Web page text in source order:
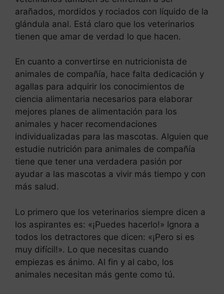
arañados, mordidos y rociados con líquido de la
glándula anal. Está claro que los veterinarios
tienen que amar de verdad lo que hacen.
En cuanto a convertirse en nutricionista de
animales de compañía, hace falta dedicación y
agallas para adquirir los conocimientos de
ciencia alimentaria necesarios para elaborar
mejores planes de alimentación para los
animales y hacer recomendaciones
individualizadas para las mascotas. Alguien que
estudie nutrición para animales de compañía
tiene que tener una verdadera pasión por
ayudar a las mascotas a vivir más tiempo y con
más salud.
Lo primero que los veterinarios siempre dicen a
los aspirantes es: «¡Puedes hacerlo!» Ignora a
todos los detractores que dicen: «¡Pero si es
muy difícil!». Lo que necesitas cuando
empiezas es ánimo. Al fin y al cabo, los
animales necesitan más gente como tú.